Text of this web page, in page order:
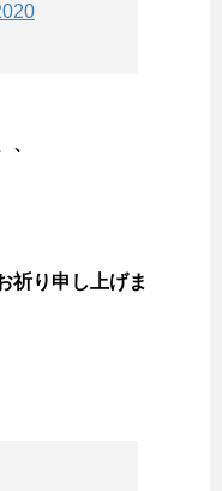
、
祈り申し上げま